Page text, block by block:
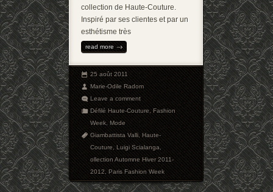
collection de Haute-Couture.
Inspiré par ses clientes et par un
esthétisme très
read more
25 août 2011
Marie-Odile Radom
Leave a comment
Défilé Haute-Couture,Fashion
Week,Mode
Giambattista Valli,Haute-
Couture,Luigi Scialanga,
ollection Automne Hiver 2011-
2012,Paris Fashion Week